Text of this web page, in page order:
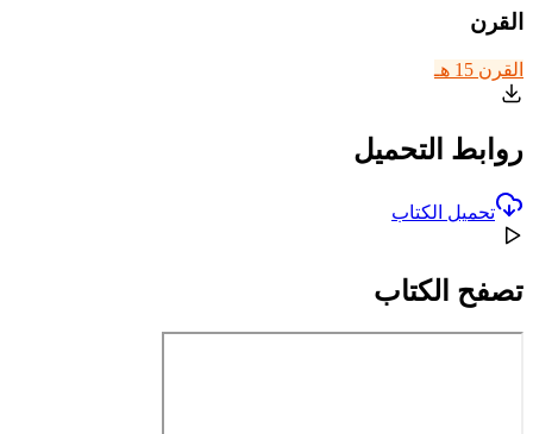
القرن
القرن 15 هـ
روابط التحميل
تحميل الكتاب
تصفح الكتاب